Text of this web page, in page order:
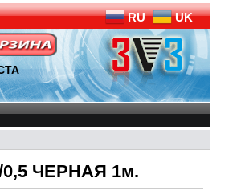
RU UK
0,5 ЧЕРНАЯ 1м.